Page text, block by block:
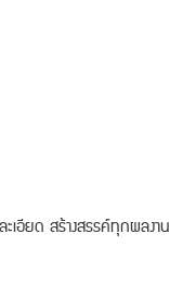
เอียด สร้างสรรค์ทุกผลงาน